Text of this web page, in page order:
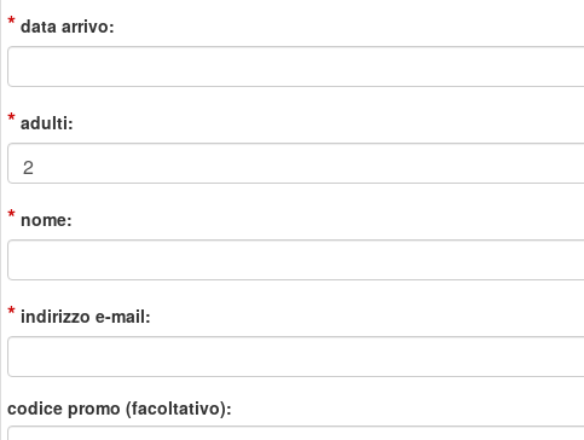
* data arrivo:
* adulti:
* nome:
* indirizzo e-mail:
codice promo (facoltativo):